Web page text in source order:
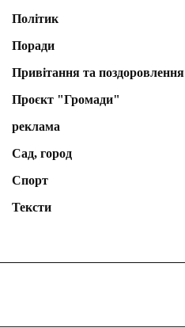
Політик
Поради
Привітання та поздоровлення
Проєкт "Громади"
реклама
Сад, город
Спорт
Тексти